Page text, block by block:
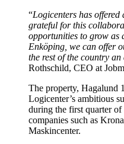
“Logicenters has
grateful for this
opportunities to grow as
Enköping, we can offer
the rest of the country
Rothschild, CEO at
The property, Hagalund
Logicenter’s ambitious
during the first quarter of
companies such as
Maskincenter.